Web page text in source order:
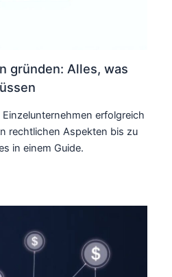
gründen: Alles, was
Einzelunternehmen erfolgreich
rechtlichen Aspekten bis zu
in einem Guide.